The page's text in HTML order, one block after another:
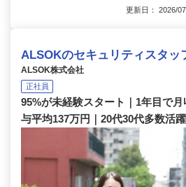
更新日： 2026/
ALSOKのセキュリティスタッ
ALSOK株式会社
正社員
95%が未経験スタート｜1年目で
与平均137万円｜20代30代多数活躍